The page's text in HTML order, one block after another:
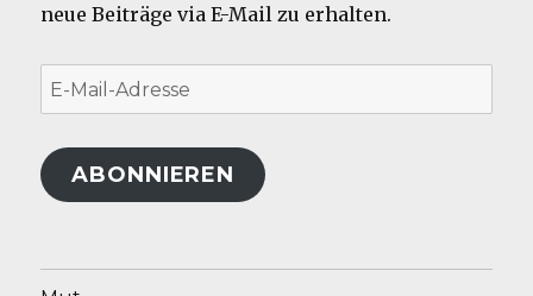
neue Beiträge via E-Mail zu erhalten.
E-
Mail-
Adresse
ABONNIEREN